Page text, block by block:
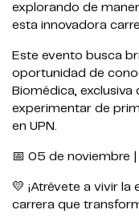
explorando de
esta innovadora
Este evento busca
oportunidad de
Biomédica, exclusiva
experimentar de
en UPN.
📅 05 de noviembre
💛 ¡Atrévete a vivir la
carrera que